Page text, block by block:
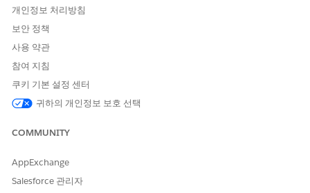
윤리:
서비스 시점에 성인이 있어야 하므로 계획된 약속 시점에 미
성년자만 참석할 수 있습니다.
고객이 인종, 성별, 나이를 기반으로 하거나 차별적, 불쾌하
작업자의 동작에 대한 기본 설정을 발표합니다.
고객이 제공된 주소가 정확하지 않거나 다른 주소를 제공한
연락처에 메일링 구/군/시 및 메일링 거리가 없으므로 고객
의 주소가 유효하지 않습니다.
고객의 요청을 충족하는 사용 가능한 시간 슬롯이 없습니다.
개인정보 처리방침
보안 정책
사용 약관
참여 지침
쿠키 기본 설정 센터
귀하의 개인정보 보호 선택
COMMUNITY
AppExchange
Salesforce 관리자